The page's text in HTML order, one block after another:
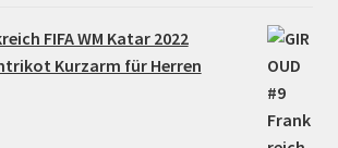
FIFA WM Katar 2022
Kurzarm für Herren